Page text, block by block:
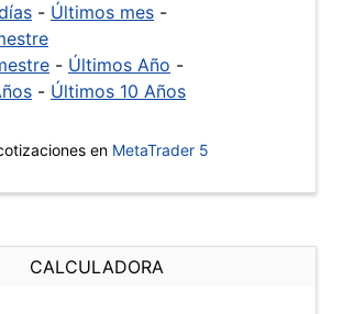
- Últimos mes -
- Últimos Año -
- Últimos 10 Años
en MetaTrader 5
CALCULADORA